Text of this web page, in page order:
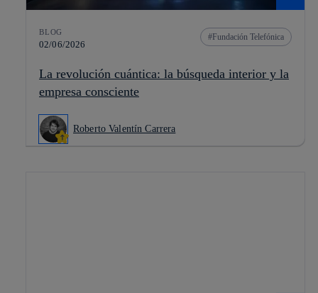
BLOG
02/06/2026
Fundación Telefónica
La revolución cuántica: la búsqueda interior y la
empresa consciente
Roberto Valentín Carrera